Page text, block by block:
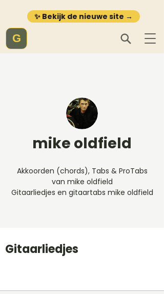
✨ Bekijk de nieuwe site →
G
mike oldfield
Akkoorden (chords), Tabs & ProTabs
van mike oldfield
Gitaarliedjes en gitaartabs mike oldfield
Gitaarliedjes